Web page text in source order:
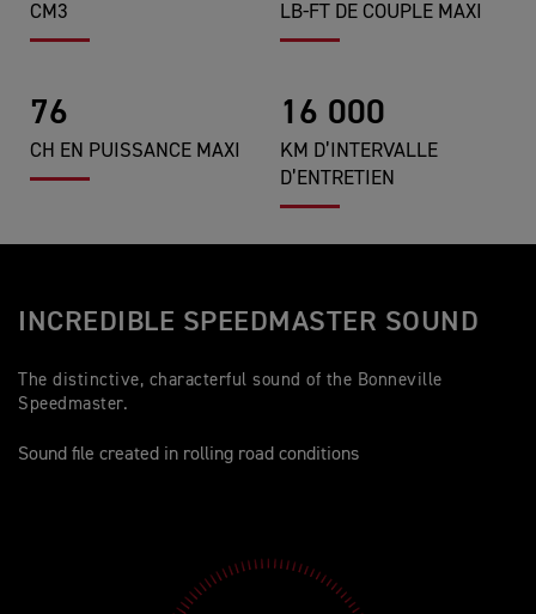
CM3 LB-FT DE COUPLE MAXI
76
CH EN PUISSANCE MAXI
16 000
KM D’INTERVALLE
D’ENTRETIEN
INCREDIBLE SPEEDMASTER SOUND
The distinctive, characterful sound of the Bonneville
Speedmaster.
Sound file created in rolling road conditions